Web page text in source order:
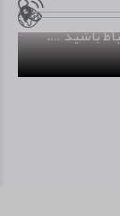
باشید ….